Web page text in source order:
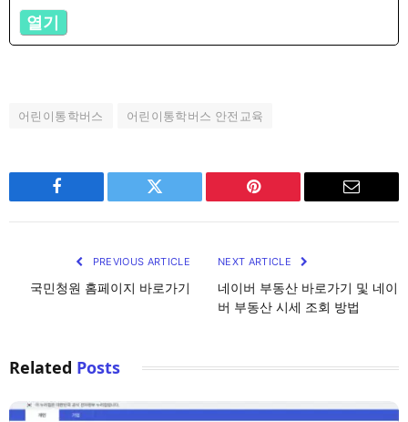
열기
어린이통학버스 어린이통학버스 안전교육
Facebook Twitter Pinterest Email
PREVIOUS ARTICLE
국민청원 홈페이지 바로가기
NEXT ARTICLE
네이버 부동산 바로가기 및 네이
버 부동산 시세 조회 방법
Related Posts